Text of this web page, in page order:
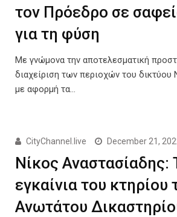
τον Πρόεδρο σε
για τη φύση
Με γνώμονα την αποτελεσματική
διαχείριση των περιοχών του δικτύου
με αφορμή τα…
CityChannel.live December 21,
Νίκος Αναστασίαδης:
εγκαίνια του κτηρίου
Ανωτάτου